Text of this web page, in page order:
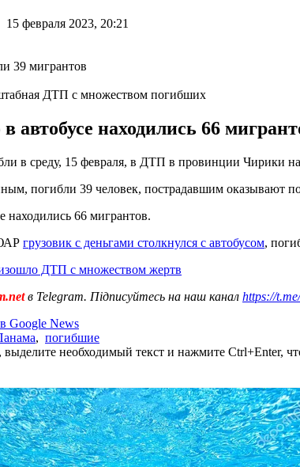
15 февраля 2023, 20:21
ДТП с множеством погибших
автобусе находились 66
в среду, 15 февраля, в ДТП в провинции Чирики
погибли 39 человек, пострадавшим оказывают
находились 66 мигрантов.
грузовик с деньгами столкнулся с автобусом,
ДТП с множеством жертв
в Telegram. Підписуйтесь на наш канал https://
Google News
, погибшие
необходимый текст и нажмите Ctrl+Enter,